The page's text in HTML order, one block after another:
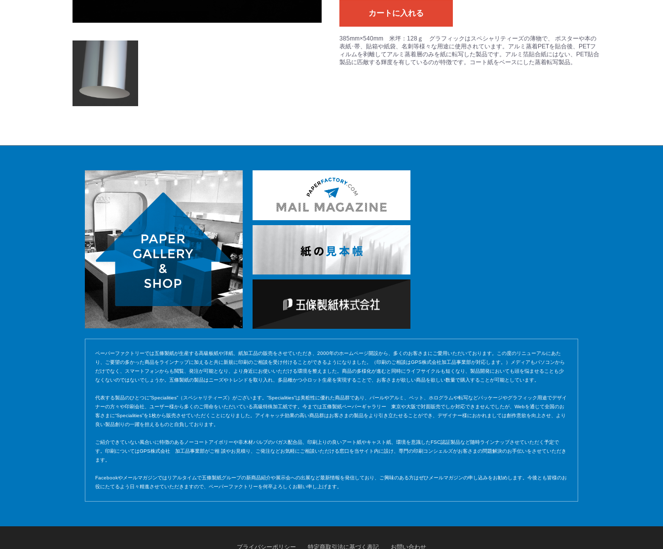
カートに入れる
385mm×540mm 米坪：128ｇ グラフィックはスペシャリティーズの薄物で、 ポスターや本の
表紙･帯、貼箱や紙袋、名刺等様々な用途に使用されています。アルミ蒸着PETを貼合後、PETフ
ィルムを剥離してアルミ蒸着層のみを紙に転写した製品です。アルミ箔貼合紙にはない、PET貼合
製品に匹敵する輝度を有しているのが特徴です。コート紙をベースにした蒸着転写製品。
ペーパーファクトリーでは五條製紙が生産する高級板紙や洋紙、紙加工品の販売をさせていただき、2000年のホームページ開設から、多くのお客さまにご愛用いただいております。この度のリニューアルにあた
り、ご要望の多かった商品をラインナップに加えると共に新規に印刷のご相談を受け付けることができるようになりました。（印刷のご相談はGPS株式会社加工品事業部が対応します。）メディアもパソコンから
だけでなく、スマートフォンからも閲覧、発注が可能となり、より身近にお使いいただける環境を整えました。商品の多様化が進むと同時にライフサイクルも短くなり、製品開発においても頭を悩ませることも少
なくないのではないでしょうか。五條製紙の製品はニーズやトレンドを取り入れ、多品種かつ小ロット生産を実現することで、お客さまが欲しい商品を欲しい数量で購入することが可能としています。
代表する製品のひとつに“Specialities”（スペシャリティーズ）がございます。“Specialities”は美粧性に優れた商品群であり、パールやアルミ、ペット、ホログラムや転写などパッケージやグラフィック用途でデザイ
ナーの方々や印刷会社、ユーザー様から多くのご用命をいただいている高級特殊加工紙です。今までは五條製紙ペーパーギャラリー 東京や大阪で対面販売でしか対応できませんでしたが、Webを通じて全国のお
客さまに“Specialities”を1枚から販売させていただくことになりました。アイキャッチ効果の高い商品群はお客さまの製品をより引き立たせることができ、デザイナー様におかれましては創作意欲を向上させ、より
良い製品創りの一躍を担えるものと自負しております。
ご紹介できていない風合いに特徴のあるノーコートアイボリーや非木材パルプのバガス配合品、印刷上りの良いアート紙やキャスト紙、環境を意識したFSC認証製品など随時ラインナップさせていただく予定で
す。印刷についてはGPS株式会社 加工品事業部がご相 談やお見積り、ご発注などお気軽にご相談いただける窓口を当サイト内に設け、専門の印刷コンシェルズがお客さまの問題解決のお手伝いをさせていただき
ます。
Facebookやメールマガジンではリアルタイムで五條製紙グループの新商品紹介や展示会への出展など最新情報を発信しており、ご興味のある方はぜひメールマガジンの申し込みをお勧めします。今後とも皆様のお
役にたてるよう日々精進させていただきますので、ペーパーファクトリーを何卒よろしくお願い申し上げます。
プライバシーポリシー 特定商取引法に基づく表記 お問い合わせ